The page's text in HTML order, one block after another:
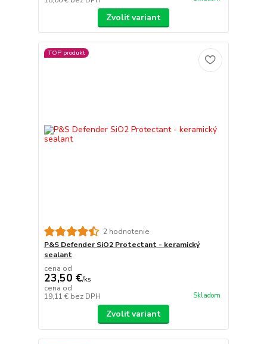
Zvoliť variant
TOP produkt
2 hodnotenie
P&S Defender SiO2 Protectant - keramický
sealant
cena od
23,50 €/ks
cena od
19,11 € bez DPH Skladom
Zvoliť variant